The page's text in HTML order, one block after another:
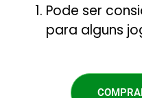
Pode ser
para alguns